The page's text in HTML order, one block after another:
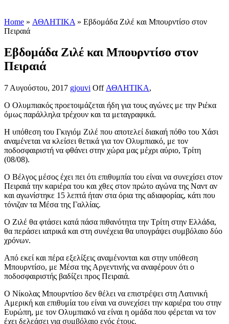
Home » ΑΘΛΗΤΙΚΑ » Εβδομάδα Ζιλέ και Μπουρντίσο στον
Πειραιά
Εβδομάδα Ζιλέ και Μπουρντίσο στον
Πειραιά
7 Αυγούστου, 2017 gjouvi Off ΑΘΛΗΤΙΚΑ,
Ο Ολυμπιακός προετοιμάζεται ήδη για τους αγώνες με την Ριέκα
όμως παράλληλα τρέχουν και τα μεταγραφικά.
Η υπόθεση του Γκιγιόμ Ζιλέ που αποτελεί διακαή πόθο του Χάσι
αναμένεται να κλείσει θετικά για τον Ολυμπιακό, με τον
ποδοσφαιριστή να φθάνει στην χώρα μας μέχρι αύριο, Τρίτη
(08/08).
Ο Βέλγος μέσος έχει πει ότι επιθυμπία του είναι να συνεχίσει στον
Πειραιά την καριέρα του και χθες στον πρώτο αγώνα της Ναντ αν
και αγωνίστηκε 15 λεπτά ήταν στα όρια της αδιαφορίας, κάτι που
τόνιζαν τα Μέσα της Γαλλίας.
Ο Ζιλέ θα φτάσει κατά πάσα πιθανότητα την Τρίτη στην Ελλάδα,
θα περάσει ιατρικά και στη συνέχεια θα υπογράψει συμβόλαιο δύο
χρόνων.
Από εκεί και πέρα εξελίξεις αναμένονται και στην υπόθεση
Μπουρντίσο, με Μέσα της Αργεντινής να αναφέρουν ότι ο
ποδοσφαιριστής βαδίζει προς Πειραιά.
Ο Νίκολας Μπουρντίσο δεν θέλει να επιστρέψει στη Λατινική
Αμερική και επιθυμία του είναι να συνεχίσει την καριέρα του στην
Ευρώπη, με τον Ολυμπιακό να είναι η ομάδα που φέρεται να τον
έχει δελεάσει για συμβόλαιο ενός έτους.